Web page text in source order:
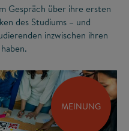
Gespräch über ihre ersten
des Studiums – und
inzwischen ihren
MEINUNG